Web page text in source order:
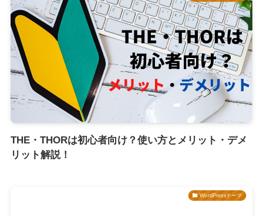
THE・THORは初心者向け？使い方とメリット・デメ
リット解説！
WordPressテーマ